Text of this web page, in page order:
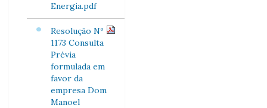
Energia.pdf
Resolução Nº
1173 Consulta
Prévia
formulada em
favor da
empresa Dom
Manoel